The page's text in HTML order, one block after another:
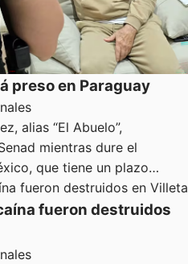
preso en Paraguay
alias “El Abuelo”,
mientras dure el
que tiene un plazo…
fueron destruidos